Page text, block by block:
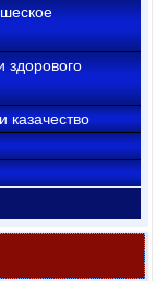
здорового
казачество